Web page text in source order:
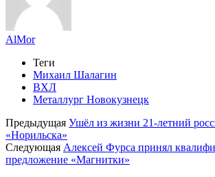
AlMor
Теги
Михаил Шалагин
ВХЛ
Металлург Новокузнецк
Предыдущая Ушёл из жизни 21-летний
«Норильска»
Следующая Алексей Фурса принял
предложение «Магнитки»